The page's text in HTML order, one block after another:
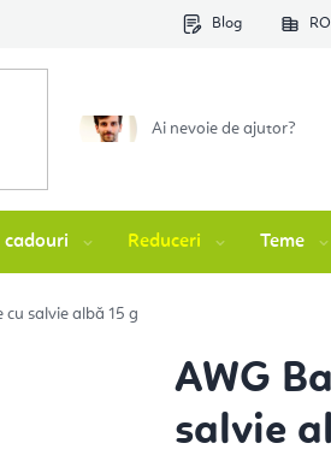
Blog
Ai nevoie de ajutor?
cadouri Reduceri Teme
salvie albă 15 g
AWG
salvie